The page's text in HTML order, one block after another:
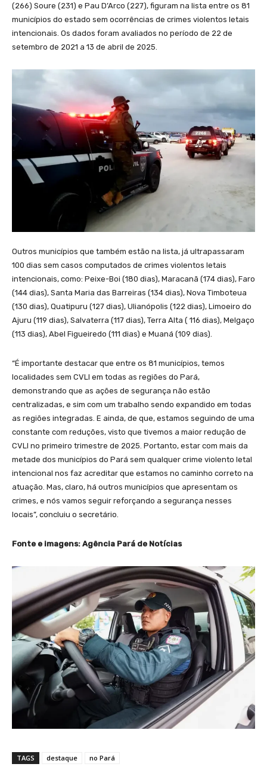
(266) Soure (231) e Pau D’Arco (227), figuram na lista entre os 81
municípios do estado sem ocorrências de crimes violentos letais
intencionais. Os dados foram avaliados no período de 22 de
setembro de 2021 a 13 de abril de 2025.
Outros municípios que também estão na lista, já ultrapassaram
100 dias sem casos computados de crimes violentos letais
intencionais, como: Peixe-Boi (180 dias), Maracanã (174 dias), Faro
(144 dias), Santa Maria das Barreiras (134 dias), Nova Timboteua
(130 dias), Quatipuru (127 dias), Ulianópolis (122 dias), Limoeiro do
Ajuru (119 dias), Salvaterra (117 dias), Terra Alta ( 116 dias), Melgaço
(113 dias), Abel Figueiredo (111 dias) e Muaná (109 dias).
“É importante destacar que entre os 81 municípios, temos
localidades sem CVLI em todas as regiões do Pará,
demonstrando que as ações de segurança não estão
centralizadas, e sim com um trabalho sendo expandido em todas
as regiões integradas. E ainda, de que, estamos seguindo de uma
constante com reduções, visto que tivemos a maior redução de
CVLI no primeiro trimestre de 2025. Portanto, estar com mais da
metade dos municípios do Pará sem qualquer crime violento letal
intencional nos faz acreditar que estamos no caminho correto na
atuação. Mas, claro, há outros municípios que apresentam os
crimes, e nós vamos seguir reforçando a segurança nesses
locais”, concluiu o secretário.
Fonte e imagens: Agência Pará de Notícias
TAGS destaque no Pará